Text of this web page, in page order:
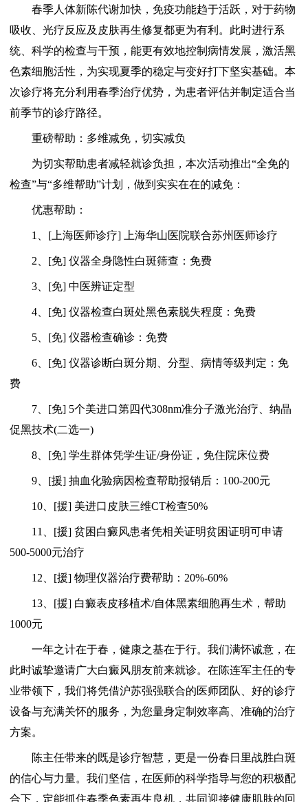
春季人体新陈代谢加快，免疫功能趋于活跃，对于药物
吸收、光疗反应及皮肤再生修复都更为有利。此时进行系
统、科学的检查与干预，能更有效地控制病情发展，激活黑
色素细胞活性，为实现夏季的稳定与变好打下坚实基础。本
次诊疗将充分利用春季治疗优势，为患者评估并制定适合当
前季节的诊疗路径。
重磅帮助：多维减免，切实减负
为切实帮助患者减轻就诊负担，本次活动推出“全免的
检查”与“多维帮助”计划，做到实实在在的减免：
优惠帮助：
1、[上海医师诊疗] 上海华山医院联合苏州医师诊疗
2、[免] 仪器全身隐性白斑筛查：免费
3、[免] 中医辨证定型
4、[免] 仪器检查白斑处黑色素脱失程度：免费
5、[免] 仪器检查确诊：免费
6、[免] 仪器诊断白斑分期、分型、病情等级判定：免
费
7、[免] 5个美进口第四代308nm准分子激光治疗、纳晶
促黑技术(二选一)
8、[免] 学生群体凭学生证/身份证，免住院床位费
9、[援] 抽血化验病因检查帮助报销后：100-200元
10、[援] 美进口皮肤三维CT检查50%
11、[援] 贫困白癜风患者凭相关证明贫困证明可申请
500-5000元治疗
12、[援] 物理仪器治疗费帮助：20%-60%
13、[援] 白癜表皮移植术/自体黑素细胞再生术，帮助
1000元
一年之计在于春，健康之基在于行。我们满怀诚意，在
此时诚挚邀请广大白癜风朋友前来就诊。在陈连军主任的专
业带领下，我们将凭借沪苏强强联合的医师团队、好的诊疗
设备与充满关怀的服务，为您量身定制效率高、准确的治疗
方案。
陈主任带来的既是诊疗智慧，更是一份春日里战胜白斑
的信心与力量。我们坚信，在医师的科学指导与您的积极配
合下，定能抓住春季色素再生良机，共同迎接健康肌肤的回